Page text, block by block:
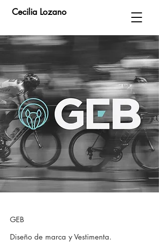
Cecilia Lozano
GEB
Diseño de marca y Vestimenta.